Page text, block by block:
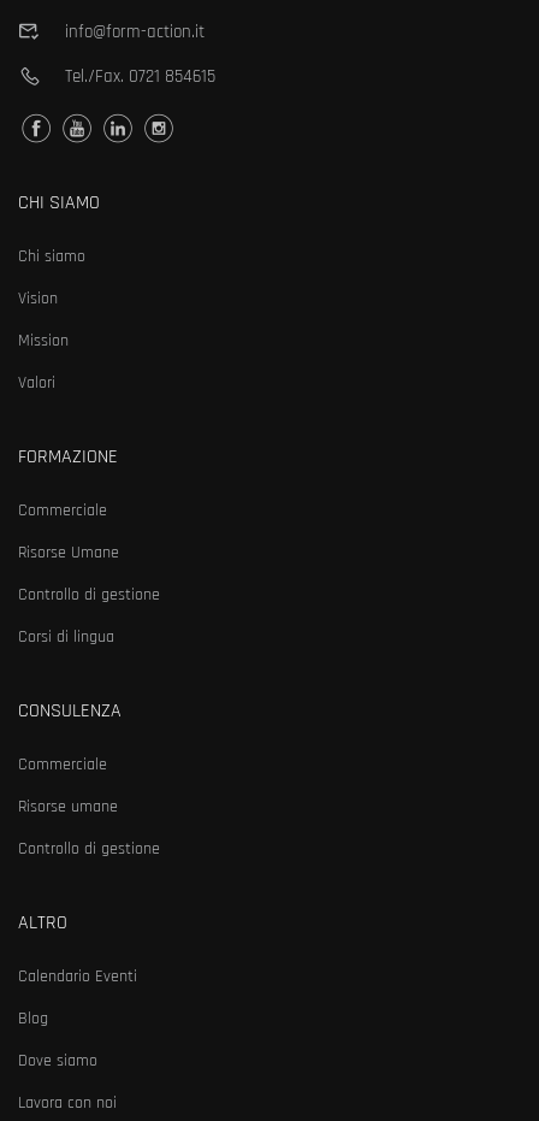
info@form-action.it
Tel./Fax. 0721 854615
CHI SIAMO
Chi siamo
Vision
Mission
Valori
FORMAZIONE
Commerciale
Risorse Umane
Controllo di gestione
Corsi di lingua
CONSULENZA
Commerciale
Risorse umane
Controllo di gestione
ALTRO
Calendario Eventi
Blog
Dove siamo
Lavora con noi